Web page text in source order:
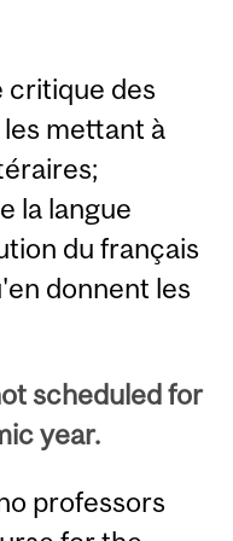
critique des
mettant à
la langue
du français
donnent les
scheduled for
year.
professors